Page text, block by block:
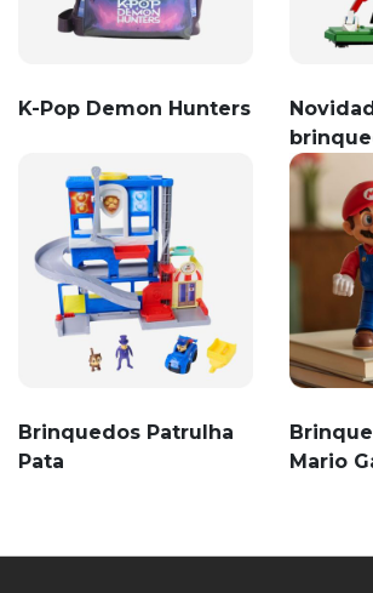
K-Pop Demon Hunters
Brinquedos Patrulha
Pata
Mario